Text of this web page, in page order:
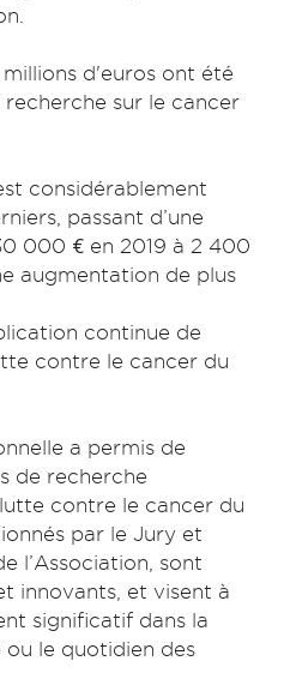
millions d'euros ont été
recherche sur le cancer
considérablement
passant d’une
000 € en 2019 à 2 400
augmentation de plus
continue de
contre le cancer du
a permis de
de recherche
contre le cancer du
par le Jury et
l’Association, sont
innovants, et visent à
significatif dans la
le quotidien des